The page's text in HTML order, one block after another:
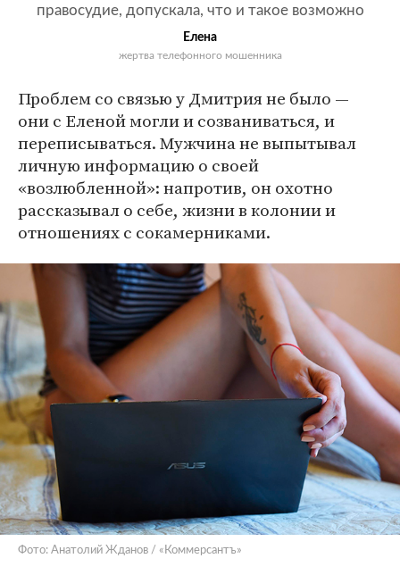
правосудие, допускала, что и такое возможно
Елена
жертва телефонного мошенника
Проблем со связью у Дмитрия не было —
они с Еленой могли и созваниваться, и
переписываться. Мужчина не выпытывал
личную информацию о своей
«возлюбленной»: напротив, он охотно
рассказывал о себе, жизни в колонии и
отношениях с сокамерниками.
Фото: Анатолий Жданов / «Коммерсантъ»